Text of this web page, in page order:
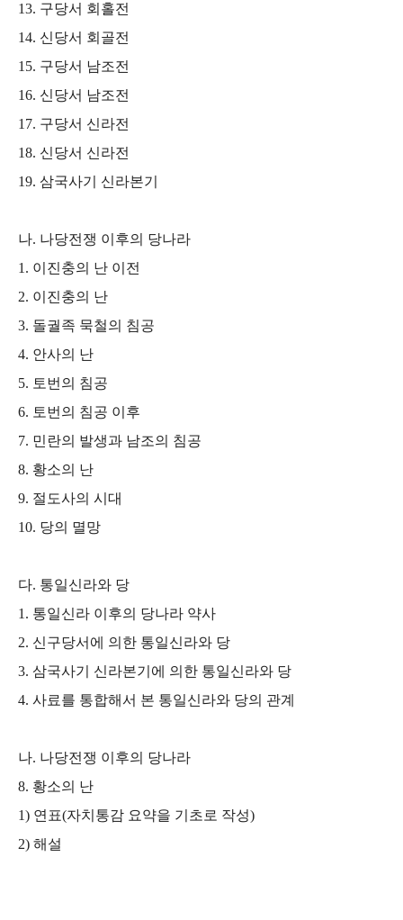
13. 구당서 회홀전
14. 신당서 회골전
15. 구당서 남조전
16. 신당서 남조전
17. 구당서 신라전
18. 신당서 신라전
19. 삼국사기 신라본기
나. 나당전쟁 이후의 당나라
1. 이진충의 난 이전
2. 이진충의 난
3. 돌궐족 묵철의 침공
4. 안사의 난
5. 토번의 침공
6. 토번의 침공 이후
7. 민란의 발생과 남조의 침공
8. 황소의 난
9. 절도사의 시대
10. 당의 멸망
다. 통일신라와 당
1. 통일신라 이후의 당나라 약사
2. 신구당서에 의한 통일신라와 당
3. 삼국사기 신라본기에 의한 통일신라와 당
4. 사료를 통합해서 본 통일신라와 당의 관계
나. 나당전쟁 이후의 당나라
8. 황소의 난
1) 연표(자치통감 요약을 기초로 작성)
2) 해설